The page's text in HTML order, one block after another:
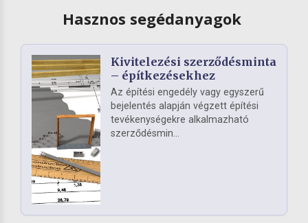
Hasznos segédanyagok
Kivitelezési szerződésminta
– építkezésekhez
Az építési engedély vagy egyszerű
bejelentés alapján végzett építési
tevékenységekre alkalmazható
szerződésmin...